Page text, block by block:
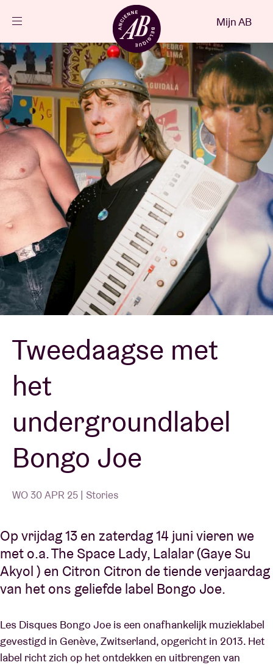
NL
Agenda
Projecten
Nieuws
Bezoekersinfo
AB ❤ you
Zaalhuur
BRDCST
ABtv
Concertcheque
Over AB
Contact
Mijn AB
Tweedaagse met
het
undergroundlabel
Bongo Joe
WO 30 APR 25 | Stories
Op vrijdag 13 en zaterdag 14 juni vieren we
met o.a. The Space Lady, Lalalar (Gaye Su
Akyol ) en Citron Citron de tiende verjaardag
van het ons geliefde label Bongo Joe.
Les Disques Bongo Joe is een onafhankelijk muzieklabel
gevestigd in Genève, Zwitserland, opgericht in 2013. Het
label richt zich op het ontdekken en uitbrengen van